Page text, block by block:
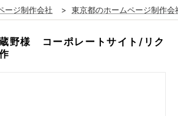
ージ制作会社 > 東京都のホームページ制作会
野様 コーポレートサイト/リク